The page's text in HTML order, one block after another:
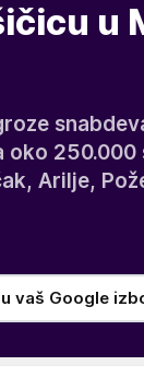
u
oko 250.000
Arilje,
vaš Google